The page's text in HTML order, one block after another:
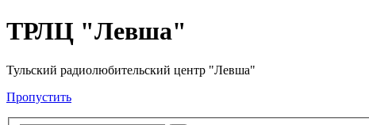
ТРЛЦ "Левша"
Тульский радиолюбительский центр "Левша"
Пропустить